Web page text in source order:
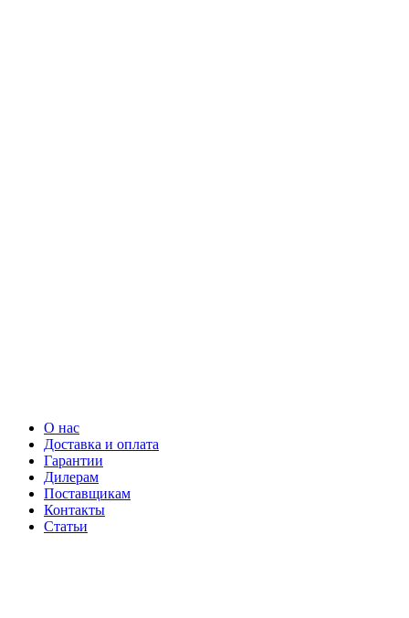
О нас
Доставка и оплата
Гарантии
Дилерам
Поставщикам
Контакты
Статьи